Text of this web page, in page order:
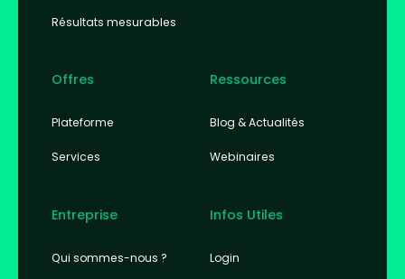
Résultats mesurables
Offres
Plateforme
Services
Ressources
Blog & Actualités
Webinaires
Entreprise
Qui sommes-nous ?
Infos Utiles
Login